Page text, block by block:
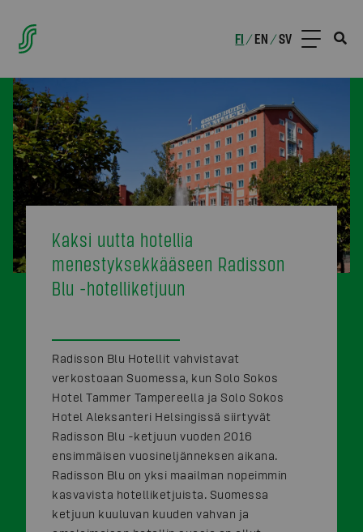
FI /EN /SV
Kaksi uutta hotellia
menestyksekkääseen Radisson
Blu -hotelliketjuun
Radisson Blu Hotellit vahvistavat
verkostoaan Suomessa, kun Solo Sokos
Hotel Tammer Tampereella ja Solo Sokos
Hotel Aleksanteri Helsingissä siirtyvät
Radisson Blu -ketjuun vuoden 2016
ensimmäisen vuosineljänneksen aikana.
Radisson Blu on yksi maailman nopeimmin
kasvavista hotelliketjuista. Suomessa
ketjuun kuuluvan kuuden vahvan ja